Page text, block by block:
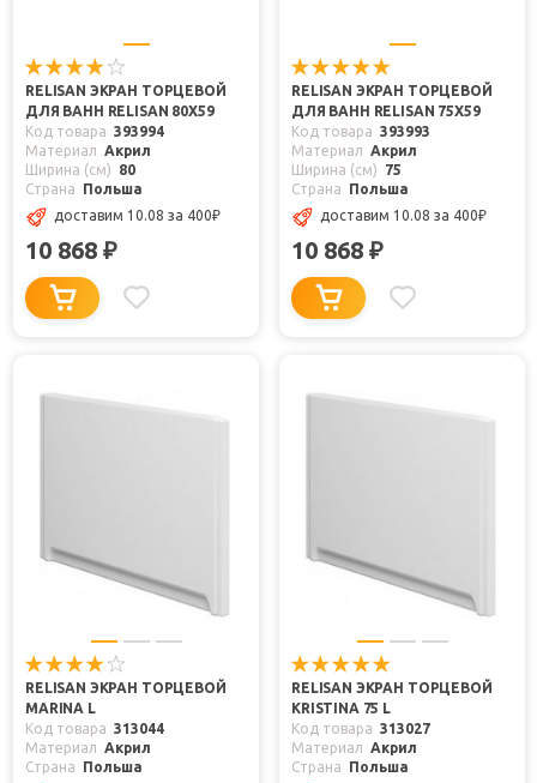
RELISAN ЭКРАН ТОРЦЕВОЙ
ДЛЯ ВАНН RELISAN 80X59
Код товара 393994
Материал
Акрил
Ширина (см)
80
Страна
Польша
доставим 10.08 за 400₽
10 868 ₽
RELISAN ЭКРАН ТОРЦЕВОЙ
ДЛЯ ВАНН RELISAN 75X59
Код товара 393993
Материал
Акрил
Ширина (см)
75
Страна
Польша
доставим 10.08 за 400₽
10 868 ₽
RELISAN ЭКРАН ТОРЦЕВОЙ
MARINA L
Код товара 313044
Материал
Акрил
Страна
Польша
RELISAN ЭКРАН ТОРЦЕВОЙ
KRISTINA 75 L
Код товара 313027
Материал
Акрил
Страна
Польша